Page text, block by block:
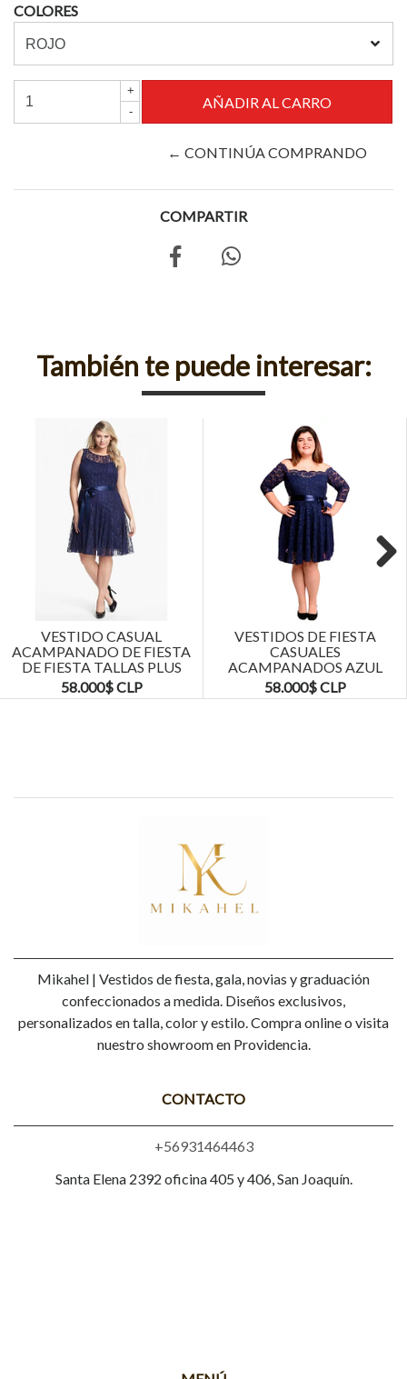
COLORES
+
-
← CONTINÚA COMPRANDO
COMPARTIR
También te puede interesar:
VESTIDO CASUAL
ACAMPANADO DE FIESTA
DE FIESTA TALLAS PLUS
KADRIHEL
58.000$ CLP
VESTIDOS DE FIESTA
CASUALES
ACAMPANADOS AZUL
MARINO TALLAS PLUS
KADRIHEL
58.000$ CLP
Mikahel | Vestidos de fiesta, gala, novias y graduación
confeccionados a medida. Diseños exclusivos,
personalizados en talla, color y estilo. Compra online o visita
nuestro showroom en Providencia.
CONTACTO
+56931464463
Santa Elena 2392 oficina 405 y 406, San Joaquín.